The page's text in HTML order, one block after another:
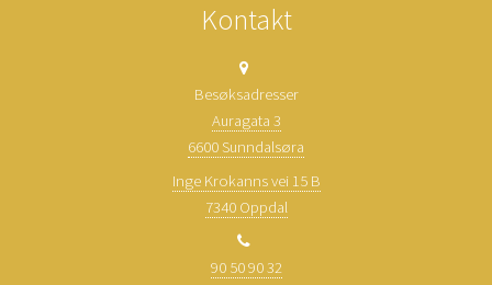
Kontakt
Besøksadresser
Auragata 3
6600 Sunndalsøra
Inge Krokanns vei 15 B
7340 Oppdal
90 50 90 32